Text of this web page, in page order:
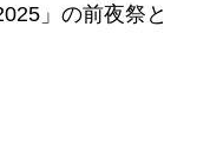
」の前夜祭と